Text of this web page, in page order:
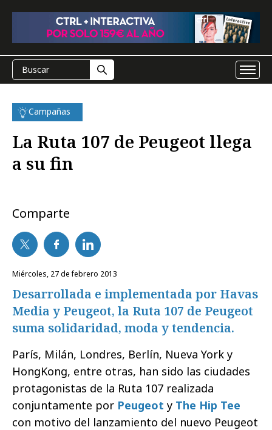
Campañas
La Ruta 107 de Peugeot llega
a su fin
Comparte
miércoles, 27 de febrero 2013
Desarrollada e implementada por Havas
Media y Peugeot, la Ruta 107 de Peugeot
suma solidaridad, moda y tendencia.
París, Milán, Londres, Berlín, Nueva York y
HongKong, entre otras, han sido las ciudades
protagonistas de la Ruta 107 realizada
conjuntamente por Peugeot y The Hip Tee
con motivo del lanzamiento del nuevo Peugeot